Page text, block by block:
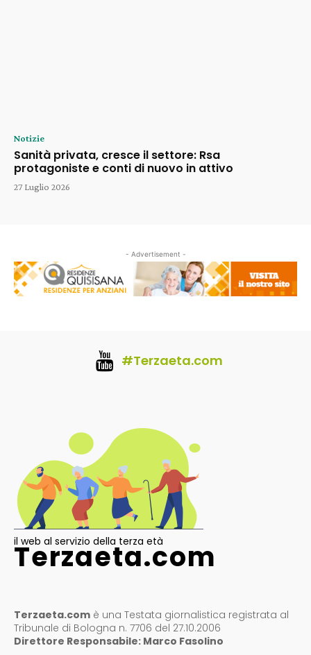
Notizie
Sanità privata, cresce il settore: Rsa
protagoniste e conti di nuovo in attivo
27 Luglio 2026
- Advertisement -
#Terzaeta.com
il web al servizio della terza età
Terzaeta.com
Terzaeta.com è una Testata giornalistica registrata al
Tribunale di Bologna n. 7706 del 27.10.2006
Direttore Responsabile: Marco Fasolino